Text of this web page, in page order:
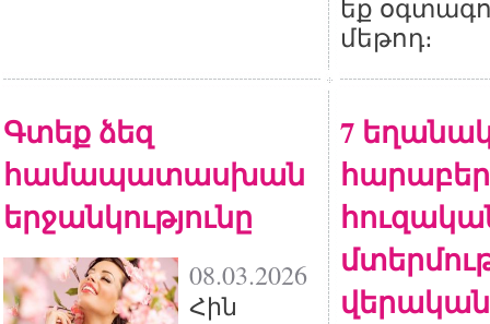
եք
մեթոդ։
Գտեք ձեզ
համապատասխան
երջանկությունը
08.03.2026
Հին
7